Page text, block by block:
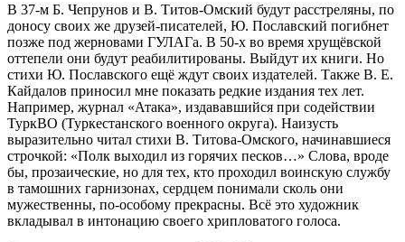
В 37-м Б. Чепрунов и В. Титов-Омский будут расстреляны, по
доносу своих же друзей-писателей, Ю. Пославский погибнет
позже под жерновами ГУЛАГа. В 50-х во время хрущёвской
оттепели они будут реабилитированы. Выйдут их книги. Но
стихи Ю. Пославского ещё ждут своих издателей. Также В. Е.
Кайдалов приносил мне показать редкие издания тех лет.
Например, журнал «Атака», издававшийся при содействии
ТуркВО (Туркестанского военного округа). Наизусть
выразительно читал стихи В. Титова-Омского, начинавшиеся
строчкой: «Полк выходил из горячих песков…» Слова, вроде
бы, прозаические, но для тех, кто проходил воинскую службу
в тамошних гарнизонах, сердцем понимали сколь они
мужественны, по-особому прекрасны. Всё это художник
вкладывал в интонацию своего хрипловатого голоса.